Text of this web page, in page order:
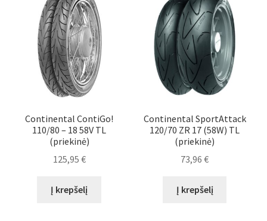
Continental ContiGo!
110/80 – 18 58V TL
(priekinė)
125,95 €
Į krepšelį
Continental SportAttack
120/70 ZR 17 (58W) TL
(priekinė)
73,96€
Į krepšelį